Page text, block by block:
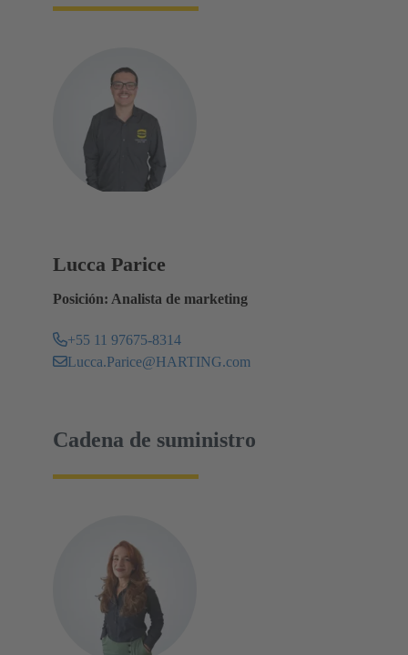
Lucca Parice
Posición: Analista de marketing
+55 11 97675-8314
Lucca.Parice@HARTING.com
Cadena de suministro